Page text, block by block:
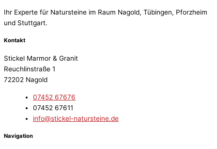
Ihr Experte für Natursteine im Raum Nagold, Tübingen, Pforzheim
und Stuttgart.
Kontakt
Stickel Marmor & Granit
Reuchlinstraße 1
72202 Nagold
07452 67676
07452 67611
info@stickel-natursteine.de
Navigation